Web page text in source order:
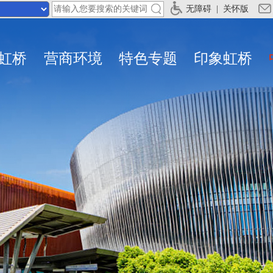
无障碍 关怀版
桥 营商环境 特色专题 印象虹桥